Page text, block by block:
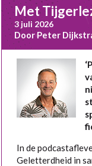
Met
3 juli 2026
Door Peter
In de
Geletterdheid in